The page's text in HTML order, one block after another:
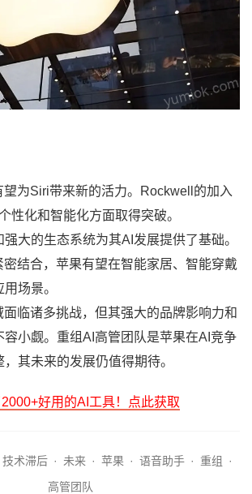
望为Siri带来新的活力。Rockwell的加入
性化和智能化方面取得突破。
大的生态系统为其AI发展提供了基础。
结合，苹果有望在智能家居、智能穿戴
场景。
临诸多挑战，但其强大的品牌影响力和
容小觑。重组AI高管团队是苹果在AI竞争
其未来的发展仍值得期待。
好用的AI工具！点此获取
技术滞后 · 未来 · 苹果 · 语音助手 · 重组
·
高管团队